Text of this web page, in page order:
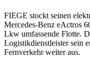
FIEGE stockt seinen
Mercedes-Benz eActros
Lkw umfassende Flotte.
Logistikdienstleister sein
Fernverkehr weiter aus.